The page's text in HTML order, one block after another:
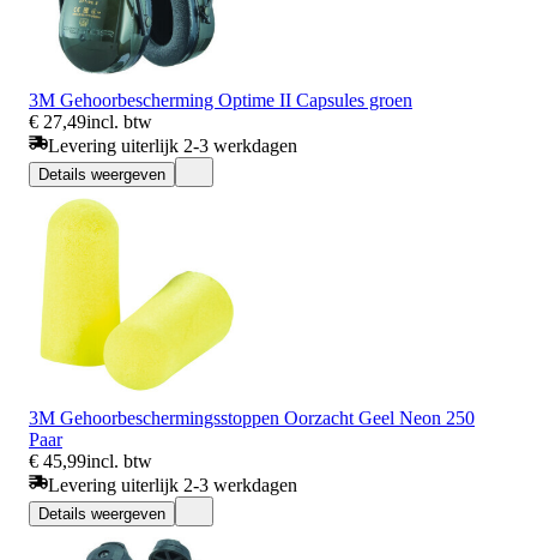
3M Gehoorbescherming Optime II Capsules groen
€ 27,49incl. btw
Levering uiterlijk 2-3 werkdagen
Details weergeven
3M Gehoorbeschermingsstoppen Oorzacht Geel Neon 250
Paar
€ 45,99incl. btw
Levering uiterlijk 2-3 werkdagen
Details weergeven